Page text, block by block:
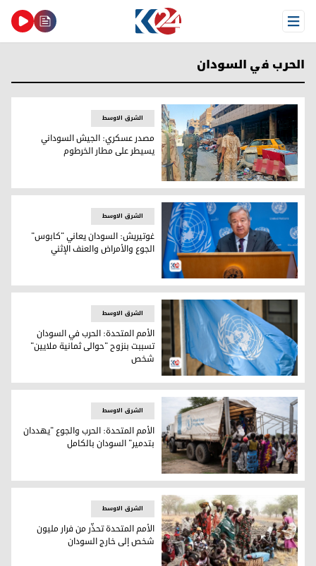
Open Menu
الحرب في السودان
مصدر عسكري: الجيش السوداني يسيطر على مطار الخرطوم
الشرق الاوسط
مصدر عسكري: الجيش السوداني
يسيطر على مطار الخرطوم
الأمين العام للأمم المتحدة أنطونيو غوتيريش
الشرق الاوسط
غوتيريش: السودان يعاني "كابوس"
الجوع والأمراض والعنف الإثني
شعار الأمم المتحدة
الشرق الاوسط
الأمم المتحدة: الحرب في السودان
تسببت بنزوح "حوالى ثمانية ملايين"
شخص
السودان
الشرق الاوسط
الأمم المتحدة: الحرب والجوع "يهددان
بتدمير" السودان بالكامل
الشرق الاوسط
الأمم المتحدة تحذّر من فرار مليون
شخص إلى خارج السودان